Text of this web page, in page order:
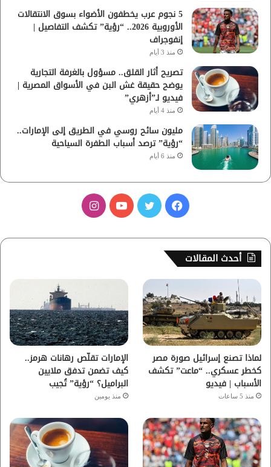
5 نجوم عرب يخطفون الأضواء بسوق الانتقالات
الأوروبية 2026.. “رؤية” تكشف التفاصيل |
إنفوجراف
منذ 3 أيام
تصريح أثار القلق.. مسؤول بالغرفة التجارية
يوضح حقيقة غش البن في الأسواق المصرية |
فيديو لـ”أزهري”
منذ 4 أيام
مليون سائح روسي في الطريق إلى الإمارات..
“رؤية” ترصد أسباب الطفرة السياحية
منذ 6 أيام
س
ب
و
ك
ر
ي
و
ب
ت
ق
ر
ا
م
أحدث المقالات
لماذا تصنع إسرائيل صورة مصر
كخطر عسكري.. “ماعت” تكشف
الأسباب | فيديو
منذ 5 ساعات
الإمارات تقلّص رهانات هرمز..
كيف تضمن تدفق ملايين
البراميل؟ “رؤية” تُجيب
منذ يومين